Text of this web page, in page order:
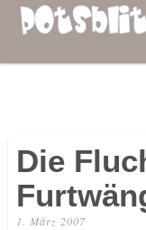
Die
1. März 2007